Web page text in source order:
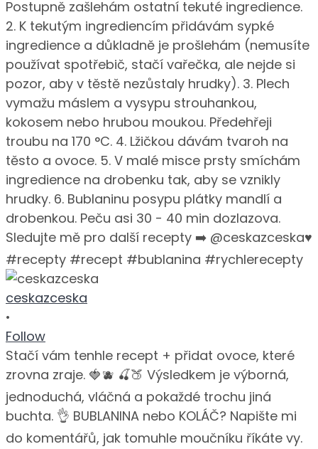
ceskazceska
•
Follow
Stačí vám tenhle recept + přidat ovoce, které
zrovna zraje. 🍓🫐 🍒🍑 Výsledkem je výborná,
jednoduchá, vláčná a pokaždé trochu jiná
buchta. 👌 BUBLANINA nebo KOLÁČ? Napište mi
do komentářů, jak tomuhle moučníku říkáte vy.